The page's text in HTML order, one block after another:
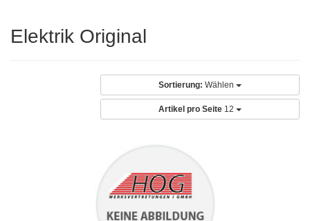
Elektrik Original
Sortierung: Wählen
Artikel pro Seite 12